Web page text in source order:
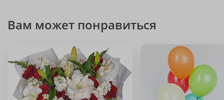
Вам может понравиться